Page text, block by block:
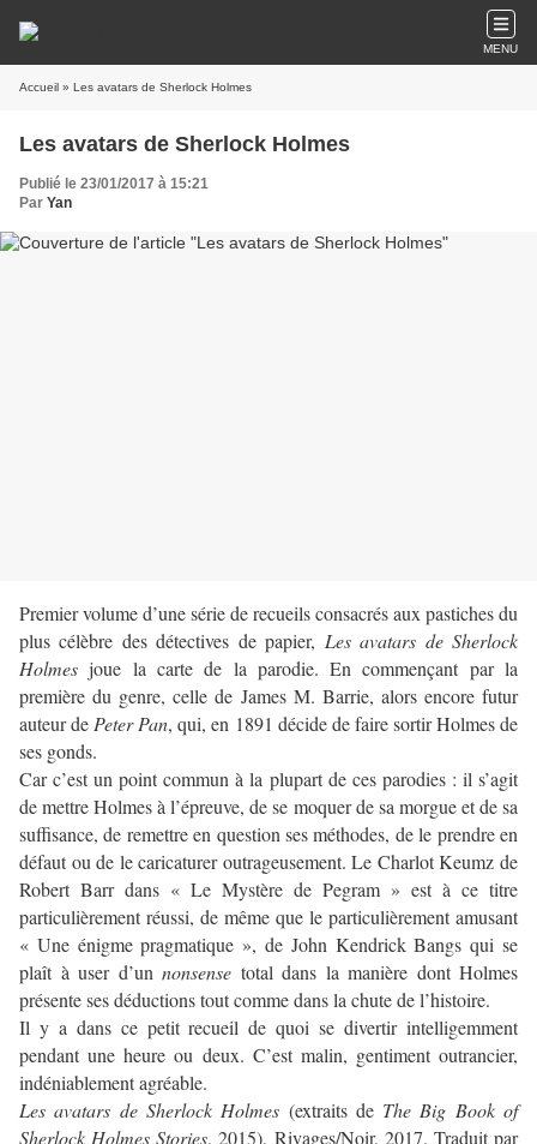
MENU
Accueil » Les avatars de Sherlock Holmes
Les avatars de Sherlock Holmes
Publié le 23/01/2017 à 15:21
Par Yan
Premier volume d’une série de recueils consacrés aux pastiches du
plus célèbre des détectives de papier, Les avatars de Sherlock
Holmes joue la carte de la parodie. En commençant par la
première du genre, celle de James M. Barrie, alors encore futur
auteur de Peter Pan, qui, en 1891 décide de faire sortir Holmes de
ses gonds.
Car c’est un point commun à la plupart de ces parodies : il s’agit
de mettre Holmes à l’épreuve, de se moquer de sa morgue et de sa
suffisance, de remettre en question ses méthodes, de le prendre en
défaut ou de le caricaturer outrageusement. Le Charlot Keumz de
Robert Barr dans « Le Mystère de Pegram » est à ce titre
particulièrement réussi, de même que le particulièrement amusant
« Une énigme pragmatique », de John Kendrick Bangs qui se
plaît à user d’un nonsense total dans la manière dont Holmes
présente ses déductions tout comme dans la chute de l’histoire.
Il y a dans ce petit recueil de quoi se divertir intelligemment
pendant une heure ou deux. C’est malin, gentiment outrancier,
indéniablement agréable.
Les avatars de Sherlock Holmes (extraits de The Big Book of
Sherlock Holmes Stories, 2015), Rivages/Noir, 2017. Traduit par